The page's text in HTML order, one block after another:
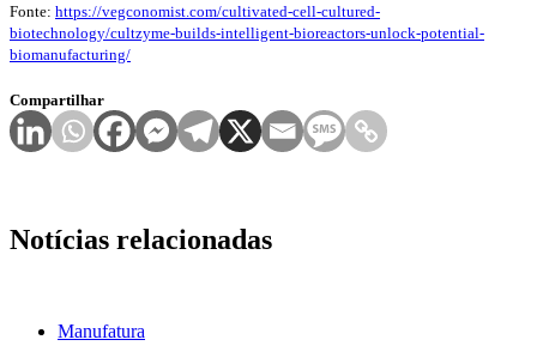
Fonte: https://vegconomist.com/cultivated-cell-cultured-
biotechnology/cultzyme-builds-intelligent-bioreactors-unlock-potential-
biomanufacturing/
Compartilhar
Notícias relacionadas
Manufatura